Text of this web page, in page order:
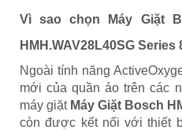
Vì sao chọn Máy Giặt
HMH.WAV28L40SG Series
Ngoài tính năng
mới của quần áo trên các
máy giặt Máy Giặt Bosch
còn được kết nối với thiết